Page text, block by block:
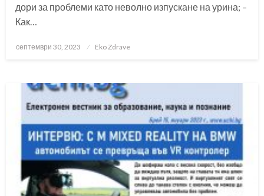
дори за проблеми като неволно изпускане на урина; –
Как…
Posted
септември 30, 2023 Eko Zdrave